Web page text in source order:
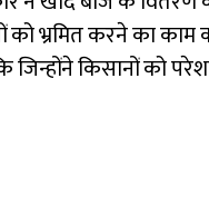
को भ्रमित करने का
जिन्होंने किसानों को